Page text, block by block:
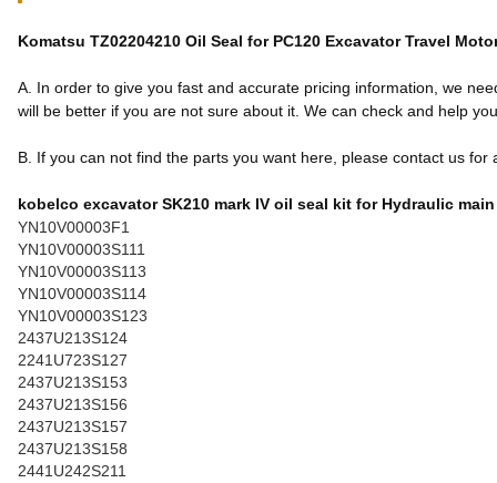
Komatsu TZ02204210 Oil Seal for PC120 Excavator Travel
A. In order to give you fast and accurate pricing information, we
will be better if you are not sure about it. We can check and help
B. If you can not find the parts you want here, please contact us for
kobelco excavator SK210 mark IV oil seal kit for Hydraulic
YN10V00003F1
YN10V00003S111
YN10V00003S113
YN10V00003S114
YN10V00003S123
2437U213S124
2241U723S127
2437U213S153
2437U213S156
2437U213S157
2437U213S158
2441U242S211